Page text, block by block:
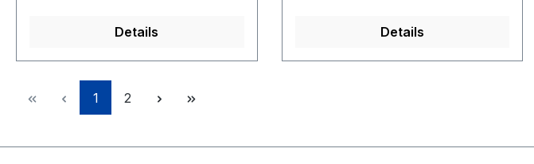
Details Details
Seite
1 Seite
2